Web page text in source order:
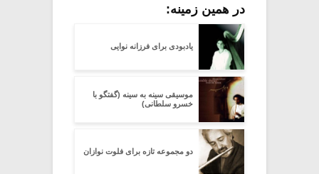
در همین زمینه:
یادبودی برای فرزانه نوایی
موسیقی سینه به سینه (گفتگو با
خسرو سلطانی)
دو مجموعه تازه برای فلوت نوازان